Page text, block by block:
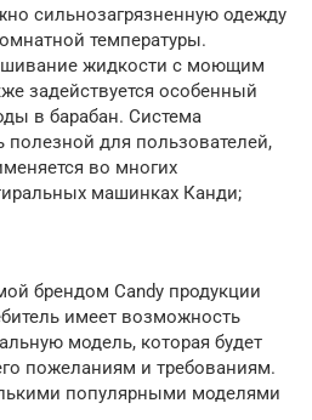
сильнозагрязненную одежду
температуры.
жидкости с моющим
задействуется особенный
в барабан. Система
полезной для пользователей,
во многих
машинках Канди;
брендом Candy продукции
имеет возможность
модель, которая будет
пожеланиям и требованиям.
популярными моделями